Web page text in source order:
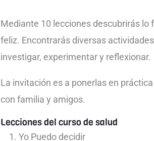
Mediante 10 lecciones descubrirás
feliz. Encontrarás diversas
investigar, experimentar y reflexionar.
La invitación es a ponerlas en
con familia y amigos.
Lecciones del curso de salud
Yo Puedo decidir